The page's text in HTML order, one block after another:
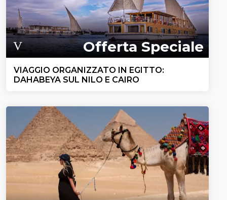
Offerta Speciale
VIAGGIO ORGANIZZATO IN EGITTO:
DAHABEYA SUL NILO E CAIRO